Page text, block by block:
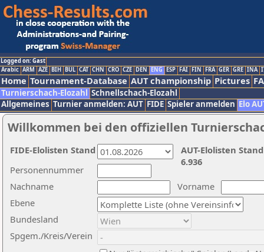
Logged on: Gast
Arabic ARM AZE BIH BUL CAT CHN CRO CZE DEN ENG ESP FAI FIN FRA GER GRE INA
Home Tournament-Database AUT championship Pictures
Turnierschach-Elozahl Schnellschach-Elozahl
Allgemeines Turnier anmelden: AUT FIDE Spieler anmelden Elo
Willkommen bei den offiziellen
Nachname
Vorname
Ebene
Personennummer
Bundesland
Spgem./Kreis/Verein
AUT-Elolisten
6.936
FIDE-Elolisten Stand